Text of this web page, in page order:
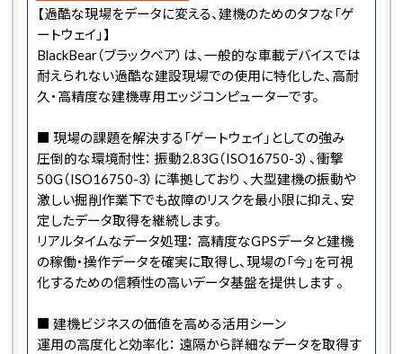
【過酷な現場をデータに変える、建機のためのタフな「ゲ
ートウェイ」】
BlackBear（ブラックベア）は、一般的な車載デバイスでは
耐えられない過酷な建設現場での使用に特化した、高耐
久・高精度な建機専用エッジコンピューターです。
■ 現場の課題を解決する「ゲートウェイ」としての強み
圧倒的な環境耐性： 振動2.83G（ISO16750-3）、衝撃
50G（ISO16750-3）に準拠しており 、大型建機の振動や
激しい掘削作業下でも故障のリスクを最小限に抑え、安
定したデータ取得を継続します。
リアルタイムなデータ処理： 高精度なGPSデータと建機
の稼働・操作データを確実に取得し、現場の「今」を可視
化するための信頼性の高いデータ基盤を提供します 。
■ 建機ビジネスの価値を高める活用シーン
運用の高度化と効率化： 遠隔から詳細なデータを取得す